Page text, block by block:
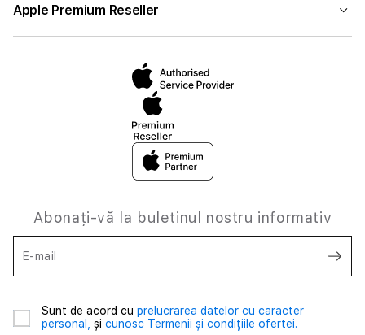
Apple Premium Reseller
Abonați-vă la buletinul nostru informativ
E-mail
Sunt de acord cu prelucrarea datelor cu caracter
personal, și cunosc Termenii și condițiile ofertei.